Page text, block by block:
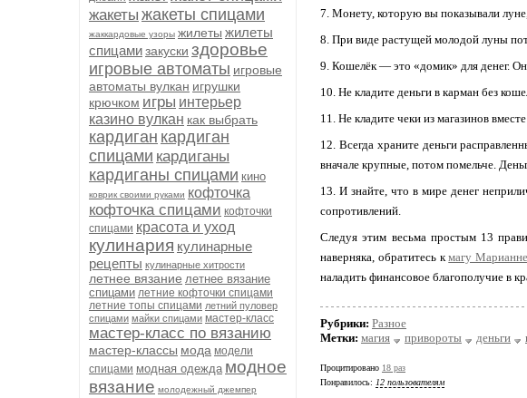
жакеты жакеты спицами
жаккардовые узоры жилеты жилеты
спицамизакуски здоровье
игровые автоматы игровые
автоматы вулкан игрушки
крючком игры интерьер
казино вулкан как выбрать
кардиган кардиган
спицами кардиганы
кардиганы спицами кино
коврик своими руками кофточка
кофточка спицами кофточки
спицами красота и уход
кулинария кулинарные
рецепты кулинарные хитрости
летнее вязание летнее вязание
спицами летние кофточки спицами
летние топы спицами летний пуловер
спицами майки спицами мастер-класс
мастер-класс по вязанию
мастер-классы мода модели
спицами модная одежда модное
вязание молодежный джемпер
7. Монету, которую вы показывали
8. При виде растущей молодой луны
9. Кошелёк — это «домик» для денег.
10. Не кладите деньги в карман без
11. Не кладите чеки из магазинов
12. Всегда храните деньги
вначале крупные, потом помельче.
13. И знайте, что в мире денег
сопротивлений.
Следуя этим весьма простым 13
наверняка, обратитесь кмагу
наладить финансовое благополучие в
Рубрики: Разное
Метки: магия привороты деньги
Процитировано 18 раз
Понравилось: 12 пользователям